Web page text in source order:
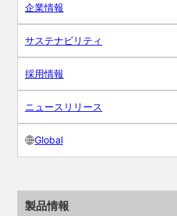
企業情報
サステナビリティ
採用情報
ニュースリリース
Global
製品情報